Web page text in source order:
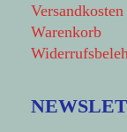
Versandkosten
Warenkorb